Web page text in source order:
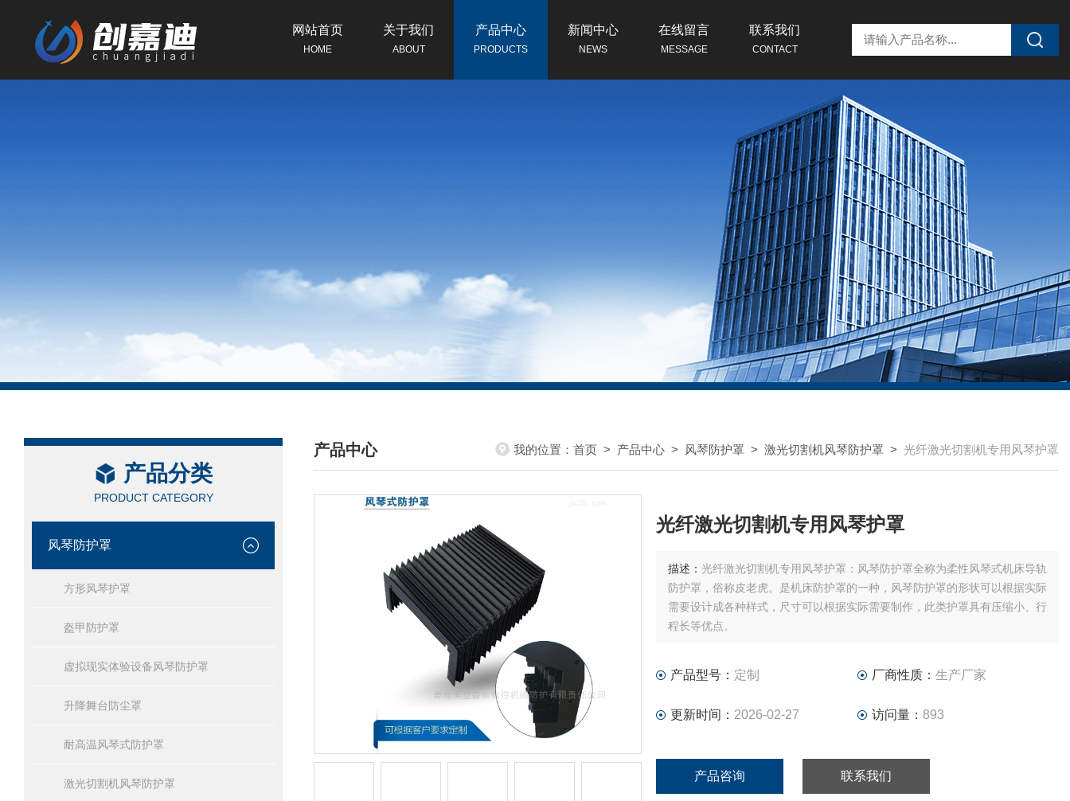
网站首页
HOME
关于我们
ABOUT
产品中心
PRODUCTS
新闻中心
NEWS
在线留言
MESSAGE
联系我们
CONTACT
产品分类
PRODUCT CATEGORY
风琴防护罩
方形风琴护罩
盔甲防护罩
虚拟现实体验设备风琴防护罩
升降舞台防尘罩
耐高温风琴式防护罩
激光切割机风琴防护罩
产品中心
/ PRODUCTS CENTER
我的位置： 首页 > 产品中心 > 风琴防护罩 > 激光切割机风琴防护罩 > 光纤激光切割机专用风琴护罩
光纤激光切割机专用风琴护罩
描述： 光纤激光切割机专用风琴护罩：风琴防护罩全称为柔性风琴式机床导轨
防护罩，俗称皮老虎。是机床防护罩的一种，风琴防护罩的形状可以根据实际
需要设计成各种样式，尺寸可以根据实际需要制作，此类护罩具有压缩小、行
程长等优点。
产品型号： 定制 厂商性质： 生产厂家
更新时间： 2026-02-27 访问量： 893
产品咨询 联系我们